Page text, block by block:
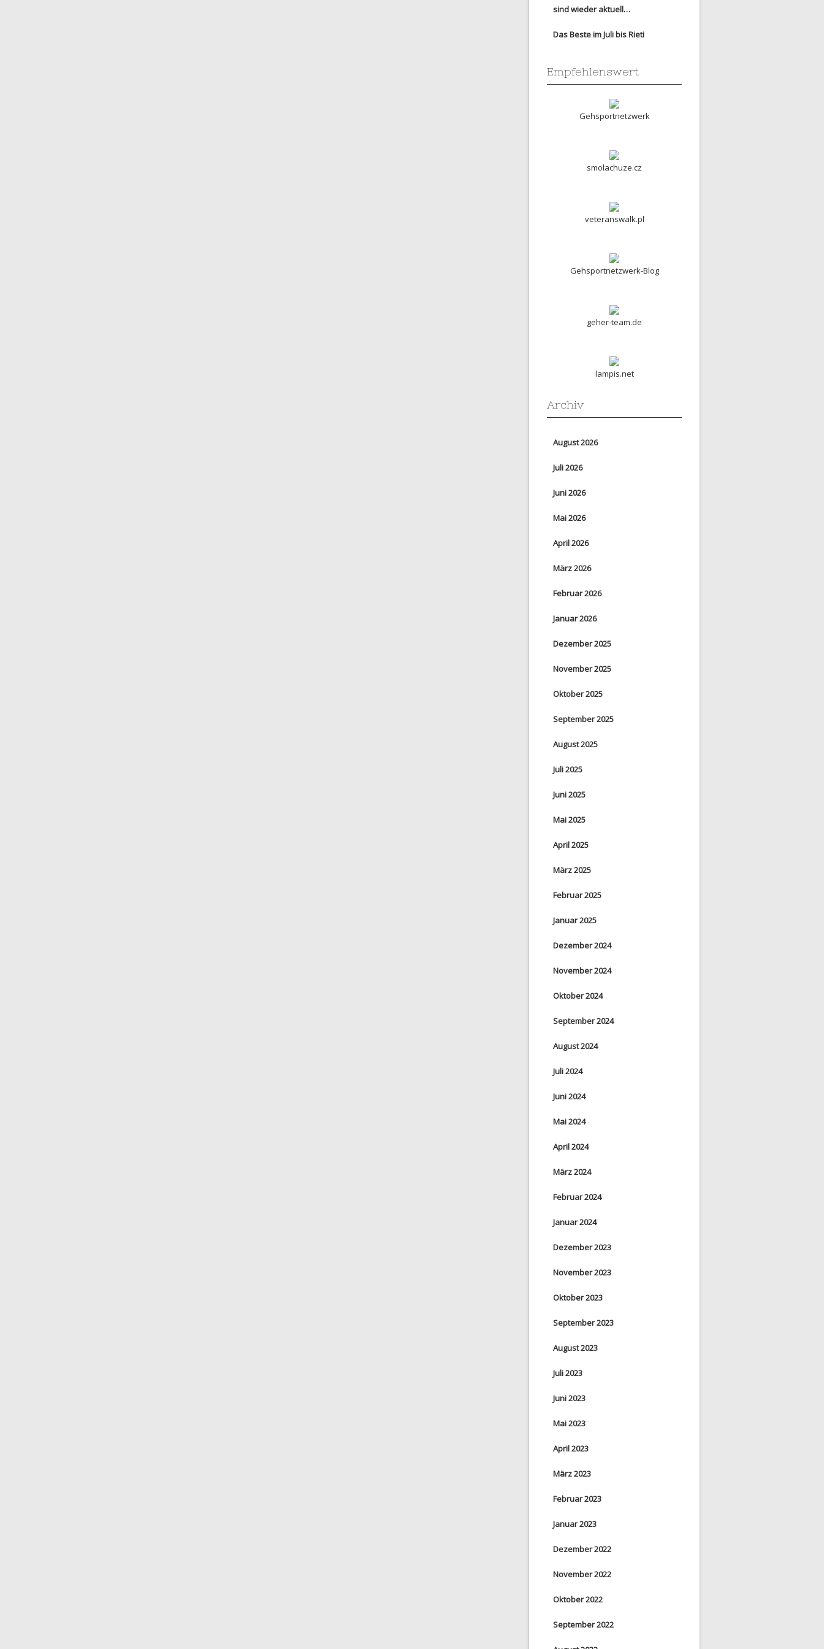
sind wieder aktuell…
Das Beste im Juli bis Rieti
Empfehlenswert
Gehsportnetzwerk
smolachuze.cz
veteranswalk.pl
Gehsportnetzwerk-Blog
geher-team.de
lampis.net
Archiv
August 2026
Juli 2026
Juni 2026
Mai 2026
April 2026
März 2026
Februar 2026
Januar 2026
Dezember 2025
November 2025
Oktober 2025
September 2025
August 2025
Juli 2025
Juni 2025
Mai 2025
April 2025
März 2025
Februar 2025
Januar 2025
Dezember 2024
November 2024
Oktober 2024
September 2024
August 2024
Juli 2024
Juni 2024
Mai 2024
April 2024
März 2024
Februar 2024
Januar 2024
Dezember 2023
November 2023
Oktober 2023
September 2023
August 2023
Juli 2023
Juni 2023
Mai 2023
April 2023
März 2023
Februar 2023
Januar 2023
Dezember 2022
November 2022
Oktober 2022
September 2022